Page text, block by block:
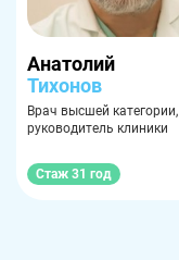
Анатолий
Тихонов
Врач высшей категории,
руководитель клиники
Стаж 31 год